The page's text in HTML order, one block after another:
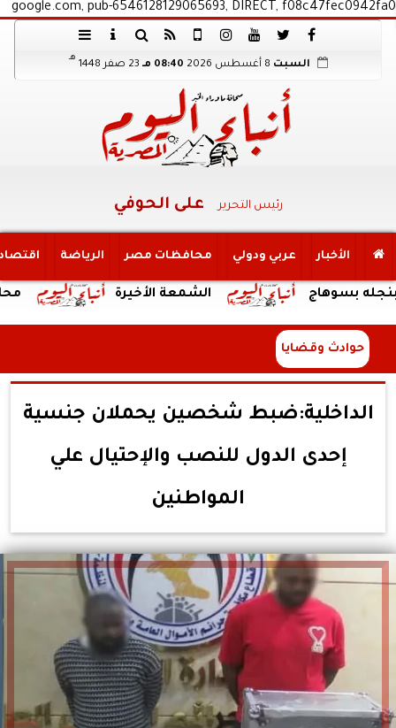
google.com, pub-6546128129065693, DIRECT, f08c47fec0942fa0
السبت 08:40 مـ 23 صفر 1448
هـ
رئيس التحرير على الحوفي
الأخبار عربي ودولي محافظات مصر الرياضة
محافظ الشمعة الأخيرة
حوادث وقضايا
الداخلية:ضبط شخصين يحملان جنسية
إحدى الدول للنصب والإحتيال علي
المواطنين